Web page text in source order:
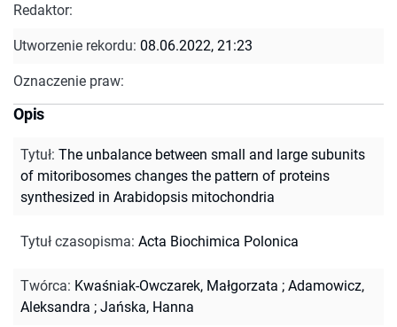
Redaktor:
Utworzenie rekordu: 08.06.2022, 21:23
Oznaczenie praw:
Opis
Tytuł: The unbalance between small and large subunits
of mitoribosomes changes the pattern of proteins
synthesized in Arabidopsis mitochondria
Tytuł czasopisma: Acta Biochimica Polonica
Twórca: Kwaśniak-Owczarek, Małgorzata ; Adamowicz,
Aleksandra ; Jańska, Hanna